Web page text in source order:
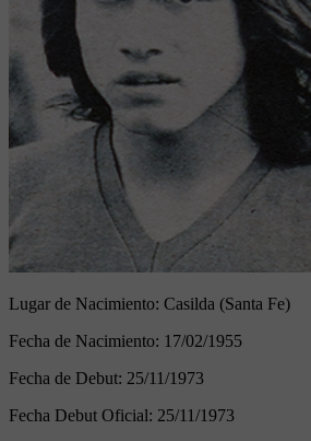
Lugar de Nacimiento: Casilda (Santa Fe)
Fecha de Nacimiento: 17/02/1955
Fecha de Debut: 25/11/1973
Fecha Debut Oficial: 25/11/1973